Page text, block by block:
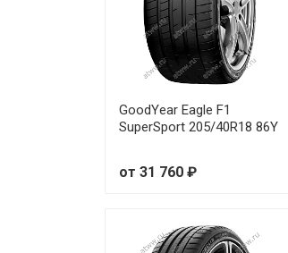
Laufenn Z-
Laufenn Z-
Laufenn Z-
Laufenn Z-
GoodYear Eagle F1
SuperSport 205/40R18 86Y
от 31 760 ₽